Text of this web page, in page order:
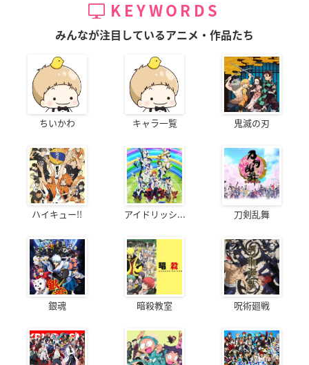
KEYWORDS
みんなが注目しているアニメ・作品たち
ちいかわ キャラ一覧 鬼滅の刃
ハイキュー!! アイドリッシ... 刀剣乱舞
銀魂 暗殺教室 呪術廻戦